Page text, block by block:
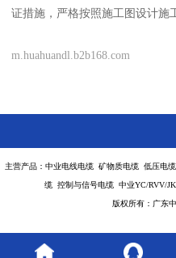
证措施，严格按照施工图设计施
m.huahuandl.b2b168.com
主营产品：中业电线电缆 矿物质电缆 低压电
缆 控制与信号电缆 中业YC/RVV/
版权所有：广东